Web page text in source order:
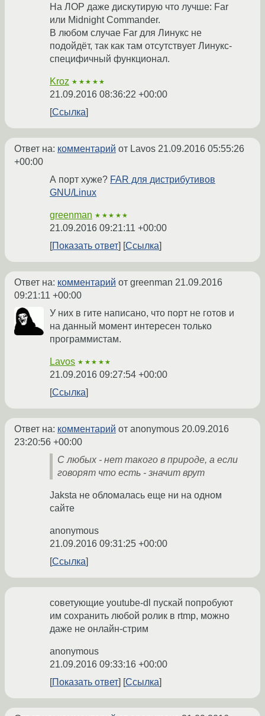
На ЛОР даже дискутирую что лучше: Far
или Midnight Commander.
В любом случае Far для Линукс не
подойдёт, так как там отсутствует Линукс-
специфичный функционал.
Kroz ★★★★★
21.09.2016 08:36:22 +00:00
Ссылка
Ответ на: комментарий от Lavos 21.09.2016 05:55:26
+00:00
А порт хуже? FAR для дистрибутивов
GNU/Linux
greenman ★★★★★
21.09.2016 09:21:11 +00:00
Показать ответ
Ссылка
Ответ на: комментарий от greenman 21.09.2016
09:21:11 +00:00
У них в гите написано, что порт не готов и
на данный момент интересен только
программистам.
Lavos ★★★★★
21.09.2016 09:27:54 +00:00
Ссылка
Ответ на: комментарий от anonymous 20.09.2016
23:20:56 +00:00
С любых - нет такого в природе, а если
говорят что есть - значит врут
Jaksta не обломалась еще ни на одном
сайте
anonymous
21.09.2016 09:31:25 +00:00
Ссылка
советующие youtube-dl пускай попробуют
им сохранить любой ролик в rtmp, можно
даже не онлайн-стрим
anonymous
21.09.2016 09:33:16 +00:00
Показать ответ
Ссылка